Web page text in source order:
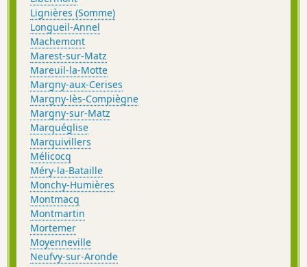
Lignières (Somme)
Longueil-Annel
Machemont
Marest-sur-Matz
Mareuil-la-Motte
Margny-aux-Cerises
Margny-lès-Compiègne
Margny-sur-Matz
Marquéglise
Marquivillers
Mélicocq
Méry-la-Bataille
Monchy-Humières
Montmacq
Montmartin
Mortemer
Moyenneville
Neufvy-sur-Aronde